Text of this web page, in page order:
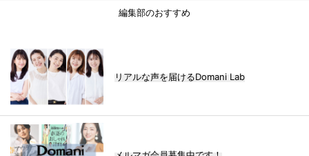
編集部のおすすめ
リアルな声を届けるDomani Lab